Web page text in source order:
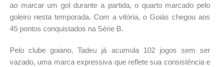
ao marcar um gol durante a partida, o quarto marcado pelo
goleiro nesta temporada. Com a vitória, o Goiás chegou aos
45 pontos conquistados na Série B.
Pelo clube goiano, Tadeu já acumula 102 jogos sem ser
vazado, uma marca expressiva que reflete sua consistência e